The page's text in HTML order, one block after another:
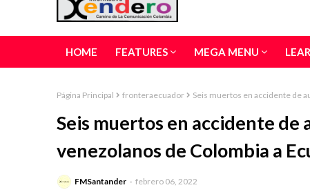
HOME FEATURES MEGA MENU
Página Principal fronteraecuador Seis muertos en accidente de
Seis muertos en accidente
venezolanos de Colombia a
FMSantander febrero 06, 2022